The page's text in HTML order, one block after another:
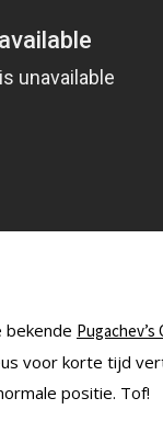
bekende Pugachev’s
voor korte tijd
positie. Tof!